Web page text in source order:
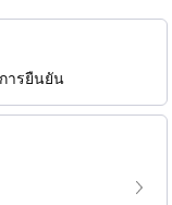
ารยืนยัน